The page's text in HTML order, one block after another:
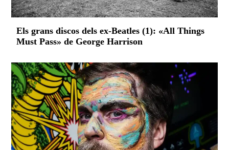
Els grans discos dels ex-Beatles (1): «All Things
Must Pass» de George Harrison